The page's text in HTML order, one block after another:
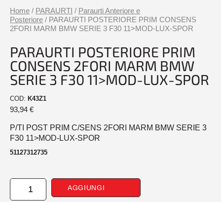
Home / PARAURTI / Paraurti Anteriore e
Posteriore / PARAURTI POSTERIORE PRIM CONSENS
2FORI MARM BMW SERIE 3 F30 11>MOD-LUX-SPOR
PARAURTI POSTERIORE PRIM
CONSENS 2FORI MARM BMW
SERIE 3 F30 11>MOD-LUX-SPOR
COD: K43Z1
93,94 €
P/TI POST PRIM C/SENS 2FORI MARM BMW SERIE 3
F30 11>MOD-LUX-SPOR
51127312735
PARAURTI
POSTERIORE
AGGIUNGI